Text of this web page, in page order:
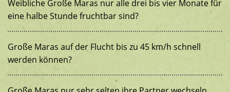
Weibliche Große Maras nur alle drei bis vier Monate für
eine halbe Stunde fruchtbar sind?
Große Maras auf der Flucht bis zu 45 km/h schnell
werden können?